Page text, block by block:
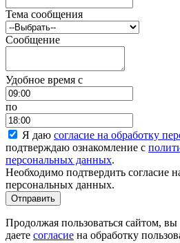
Тема сообщения
Сообщение
Удобное время c
по
Я даю согласие на обработку
подтверждаю ознакомление с
персональных данных.
Необходимо подтвердить согласие
персональных данных.
Отправить
Продолжая пользоваться сайтом,
даете согласие на обработку